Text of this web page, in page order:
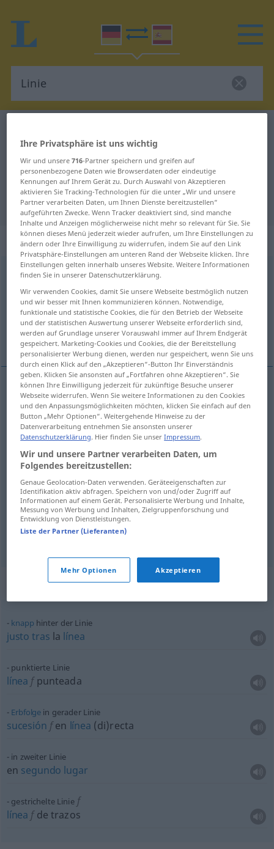
Deutsch-Spanisch Übersetzung für
"Linie"
"Linie" Spanisch Übersetzung
„Linie“: Femininum
Linie [ˈliːniə] f <Linie;Linien>
Übersicht aller Übersetzungen
(Für mehr Details die Übersetzung anklicken/antippen)
línea, raya, rama límite
líneaf Linie a.Buslinie uswa. MIL a. FIG
rayaf Linie(≈ Strich)
ramaf Linie(≈ Familienzweiga.)
límitem Linie(≈ Grenze)
Beispielsätze für "Linie"
knapp hinter der Linie
justo tras la línea
punktierte Linie
línea fpunteada
Erbfolge in gerader Linie
sucesión fen línea (di)recta
in zweiter Linie
en segundo lugar
gestrichelte Linief
línea fde trazos
Ihre Privatsphäre ist uns wichtig
Wir und unsere716-Partner speichern und greifen auf
personenbezogene Daten wie Browserdaten oder eindeutige
Kennungen auf Ihrem Gerät zu. Durch Auswahl von Akzeptieren
aktivieren Sie Tracking-Technologien für die unter „Wir und unsere
Partner verarbeiten Daten, um Ihnen Dienste bereitzustellen“
aufgeführten Zwecke. Wenn Tracker deaktiviert sind, sind manche
Inhalte und Anzeigen möglicherweise nicht mehr so relevant für Sie. Sie
können dieses Menü jederzeit wieder aufrufen, um Ihre Einstellungen zu
ändern oder Ihre Einwilligung zu widerrufen, indem Sie auf den Link
Privatsphäre-Einstellungen am unteren Rand der Webseite klicken. Ihre
Einstellungen gelten innerhalb unseres Website. Weitere Informationen
finden Sie in unserer Datenschutzerklärung.
Wir verwenden Cookies, damit Sie unsere Webseite bestmöglich nutzen
und wir besser mit Ihnen kommunizieren können. Notwendige,
funktionale und statistische Cookies, die für den Betrieb der Webseite
und der statistischen Auswertung unserer Webseite erforderlich sind,
werden auf Grundlage unserer Vorauswahl immer auf Ihrem Endgerät
gespeichert. Marketing-Cookies und Cookies, die der Bereitstellung
personalisierter Werbung dienen, werden nur gespeichert, wenn Sie uns
durch einen Klick auf den „Akzeptieren“-Button Ihr Einverständnis
geben. Klicken Sie ansonsten auf „Fortfahren ohne Akzeptieren“. Sie
können Ihre Einwilligung jederzeit für zukünftige Besuche unserer
Webseite widerrufen. Wenn Sie weitere Informationen zu den Cookies
und den Anpassungsmöglichkeiten möchten, klicken Sie einfach auf den
Button „Mehr Optionen“. Weitergehende Hinweise zu der
Datenverarbeitung entnehmen Sie ansonsten unserer
Datenschutzerklärung. Hier finden Sie unserImpressum.
Wir und unsere Partner verarbeiten Daten, um
Folgendes bereitzustellen:
Genaue Geolocation-Daten verwenden. Geräteeigenschaften zur
Identifikation aktiv abfragen. Speichern von und/oder Zugriff auf
Informationen auf einem Gerät. Personalisierte Werbung und Inhalte,
Messung von Werbung und Inhalten, Zielgruppenforschung und
Entwicklung von Dienstleistungen.
Liste der Partner (Lieferanten)
Mehr Optionen Akzeptieren